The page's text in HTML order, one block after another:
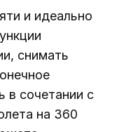
и идеально
снимать
в сочетании с
на 360